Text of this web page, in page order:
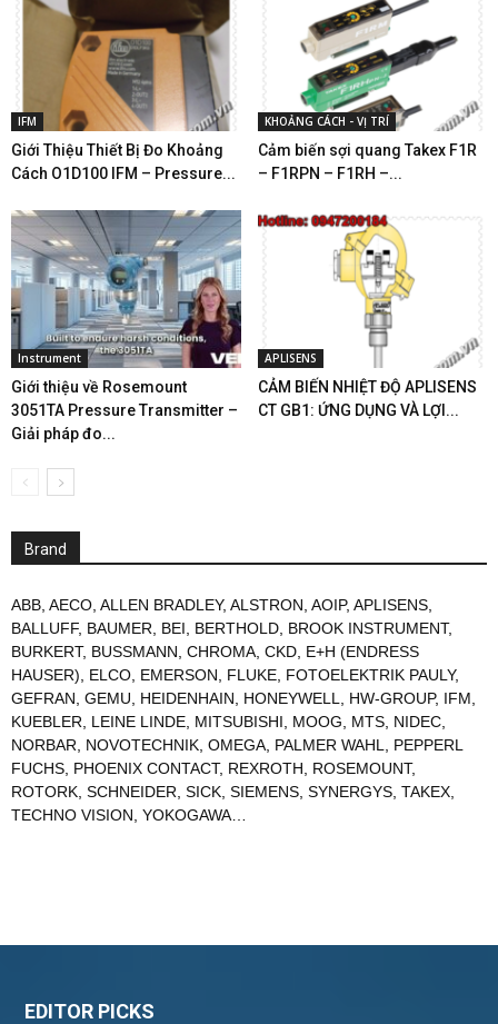
IFM
Giới Thiệu Thiết Bị Đo Khoảng
Cách O1D100 IFM – Pressure...
KHOẢNG CÁCH - VỊ TRÍ
Cảm biến sợi quang Takex F1R
– F1RPN – F1RH –...
Instrument
Giới thiệu về Rosemount
3051TA Pressure Transmitter –
Giải pháp đo...
APLISENS
CẢM BIẾN NHIỆT ĐỘ APLISENS
CT GB1: ỨNG DỤNG VÀ LỢI...
Brand
ABB, AECO, ALLEN BRADLEY, ALSTRON, AOIP, APLISENS,
BALLUFF, BAUMER, BEI, BERTHOLD, BROOK INSTRUMENT,
BURKERT, BUSSMANN, CHROMA, CKD, E+H (ENDRESS
HAUSER), ELCO, EMERSON, FLUKE, FOTOELEKTRIK PAULY,
GEFRAN, GEMU, HEIDENHAIN, HONEYWELL, HW-GROUP, IFM,
KUEBLER, LEINE LINDE, MITSUBISHI, MOOG, MTS, NIDEC,
NORBAR, NOVOTECHNIK, OMEGA, PALMER WAHL, PEPPERL
FUCHS, PHOENIX CONTACT, REXROTH, ROSEMOUNT,
ROTORK, SCHNEIDER, SICK, SIEMENS, SYNERGYS, TAKEX,
TECHNO VISION, YOKOGAWA…
EDITOR PICKS